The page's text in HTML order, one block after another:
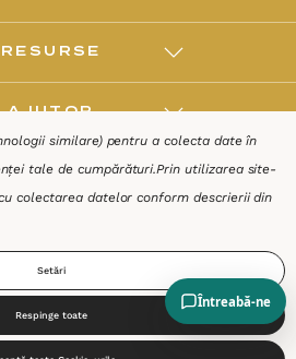
RESURSE
AJUTOR
DESPRE
similare) pentru a colecta date în
tale de cumpărături.Prin utilizarea site-
colectarea datelor conform descrierii din
Setări
Respinge toate